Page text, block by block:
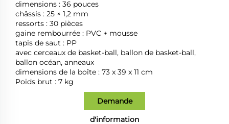
dimensions : 36 pouces
châssis : 25 × 1,2 mm
ressorts : 30 pièces
gaine rembourrée : PVC + mousse
tapis de saut : PP
avec cerceaux de basket-ball, ballon de basket-ball,
ballon océan, anneaux
dimensions de la boîte : 73 x 39 x 11 cm
Poids brut : 7 kg
Demande
d'information